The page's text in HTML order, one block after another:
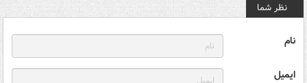
نظر شما
نام
ایمیل